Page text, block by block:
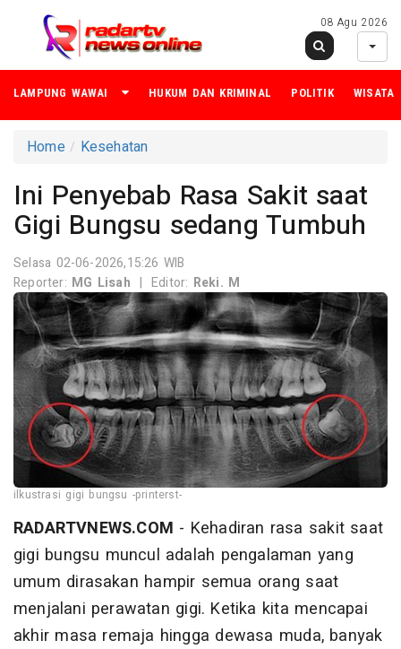
08 Agu 2026
LAMPUNG WAWAI HUKUM DAN KRIMINAL POLITIK WISATA
Home Kesehatan
Ini Penyebab Rasa Sakit saat
Gigi Bungsu sedang Tumbuh
Selasa 02-06-2026,15:26 WIB
Reporter: MG Lisah | Editor: Reki. M
ilkustrasi gigi bungsu -printerst-
RADARTVNEWS.COM - Kehadiran rasa sakit saat
gigi bungsu muncul adalah pengalaman yang
umum dirasakan hampir semua orang saat
menjalani perawatan gigi. Ketika kita mencapai
akhir masa remaja hingga dewasa muda, banyak